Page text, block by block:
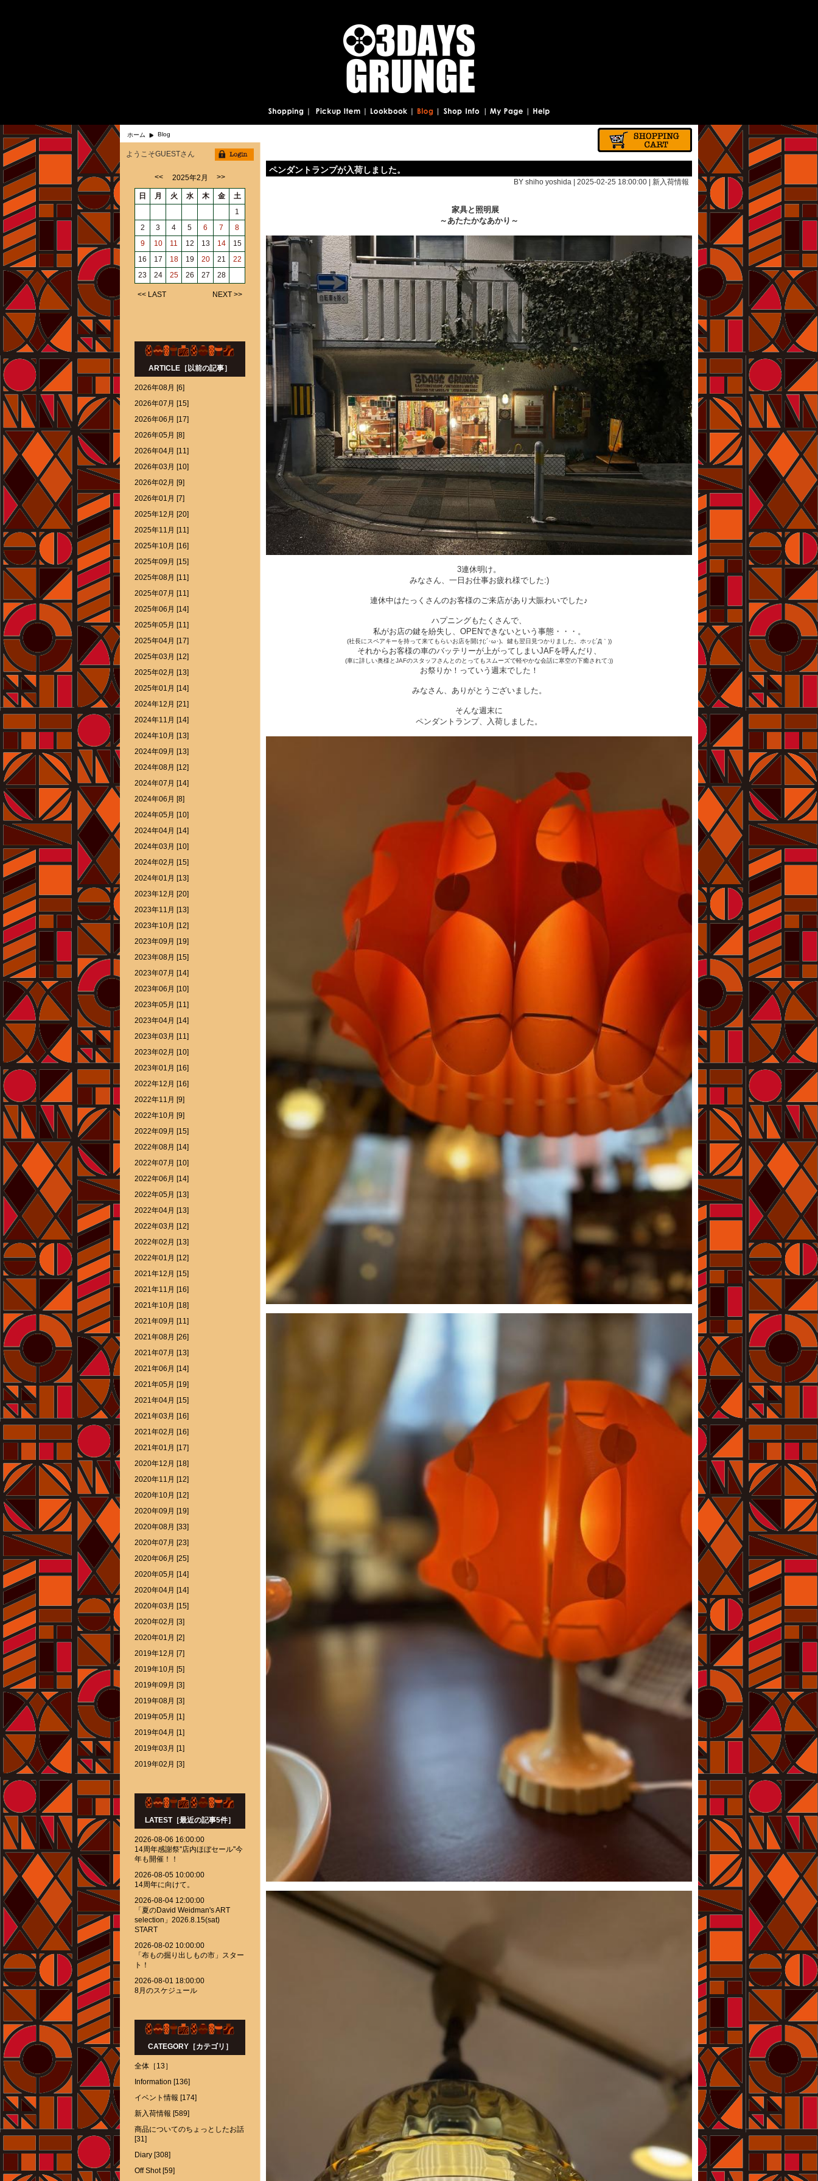
ホーム Blog
ペンダントランプが入荷しました。
BY shiho yoshida | 2025-02-25 18:00:00 | 新入荷情報
家具と照明展
～あたたかなあかり～
3連休明け。
みなさん、一日お仕事お疲れ様でした:)
連休中はたっくさんのお客様のご来店があり大賑わいでした♪
ハプニングもたくさんで、
私がお店の鍵を紛失し、OPENできないという事態・・・。
(社長にスペアキーを持って来てもらいお店を開け(;´･ω･)、鍵も翌日見つかりました。ホッ(;´Д｀))
それからお客様の車のバッテリーが上がってしまいJAFを呼んだり、
(車に詳しい奥様とJAFのスタッフさんとのとってもスムーズで軽やかな会話に寒空の下癒されて:))
お祭りか！っていう週末でした！
みなさん、ありがとうございました。
そんな週末に
ペンダントランプ、入荷しました。
ようこそGUESTさん
<< 2025年2月 >>
日 月 火 水 木 金
土
1
2
3 4 5 6 7
8
9
10 11 12 13 14
15
16
17 18 19 20 21
22
23
24 25 26 27 28
<< LAST NEXT >>
ARTICLE［以前の記事］
2026年08月 [6]
2026年07月 [15]
2026年06月 [17]
2026年05月 [8]
2026年04月 [11]
2026年03月 [10]
2026年02月 [9]
2026年01月 [7]
2025年12月 [20]
2025年11月 [11]
2025年10月 [16]
2025年09月 [15]
2025年08月 [11]
2025年07月 [11]
2025年06月 [14]
2025年05月 [11]
2025年04月 [17]
2025年03月 [12]
2025年02月 [13]
2025年01月 [14]
2024年12月 [21]
2024年11月 [14]
2024年10月 [13]
2024年09月 [13]
2024年08月 [12]
2024年07月 [14]
2024年06月 [8]
2024年05月 [10]
2024年04月 [14]
2024年03月 [10]
2024年02月 [15]
2024年01月 [13]
2023年12月 [20]
2023年11月 [13]
2023年10月 [12]
2023年09月 [19]
2023年08月 [15]
2023年07月 [14]
2023年06月 [10]
2023年05月 [11]
2023年04月 [14]
2023年03月 [11]
2023年02月 [10]
2023年01月 [16]
2022年12月 [16]
2022年11月 [9]
2022年10月 [9]
2022年09月 [15]
2022年08月 [14]
2022年07月 [10]
2022年06月 [14]
2022年05月 [13]
2022年04月 [13]
2022年03月 [12]
2022年02月 [13]
2022年01月 [12]
2021年12月 [15]
2021年11月 [16]
2021年10月 [18]
2021年09月 [11]
2021年08月 [26]
2021年07月 [13]
2021年06月 [14]
2021年05月 [19]
2021年04月 [15]
2021年03月 [16]
2021年02月 [16]
2021年01月 [17]
2020年12月 [18]
2020年11月 [12]
2020年10月 [12]
2020年09月 [19]
2020年08月 [33]
2020年07月 [23]
2020年06月 [25]
2020年05月 [14]
2020年04月 [14]
2020年03月 [15]
2020年02月 [3]
2020年01月 [2]
2019年12月 [7]
2019年10月 [5]
2019年09月 [3]
2019年08月 [3]
2019年05月 [1]
2019年04月 [1]
2019年03月 [1]
2019年02月 [3]
LATEST［最近の記事5件］
2026-08-06 16:00:00
14周年感謝祭''店内ほぼセール''今
年も開催！！
2026-08-05 10:00:00
14周年に向けて。
2026-08-04 12:00:00
「夏のDavid Weidman's ART
selection」2026.8.15(sat)
START
2026-08-02 10:00:00
「布もの掘り出しもの市」スター
ト！
2026-08-01 18:00:00
8月のスケジュール
CATEGORY［カテゴリ］
全体［13］
Information [136]
イベント情報 [174]
新入荷情報 [589]
商品についてのちょっとしたお話
[31]
Diary [308]
Off Shot [59]